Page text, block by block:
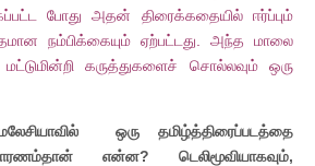
போது அதன் திரைக்கதையில் ஈர்ப்பும்
நம்பிக்கையும் ஏற்பட்டது. அந்த மாலை
மட்டுமின்றி கருத்துகளைச் சொல்லவும் ஒரு
ஒரு தமிழ்த்திரைப்படத்தை
என்ன? டெலிமூவியாகவும்,